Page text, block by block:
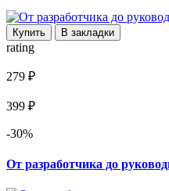
Купить В закладки
rating
279 ₽
399 ₽
-30%
От разработчика до